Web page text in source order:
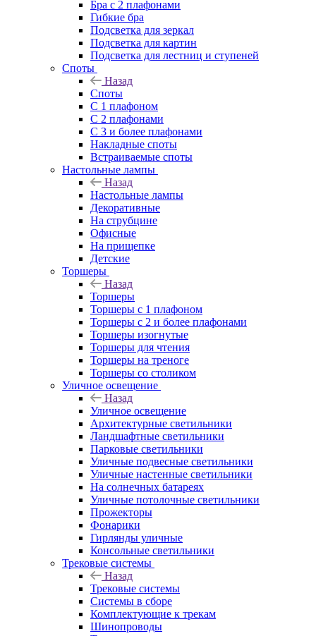
Бра с 2 плафонами
Гибкие бра
Подсветка для зеркал
Подсветка для картин
Подсветка для лестниц и ступеней
Споты
Назад
Споты
С 1 плафоном
С 2 плафонами
С 3 и более плафонами
Накладные споты
Встраиваемые споты
Настольные лампы
Назад
Настольные лампы
Декоративные
На струбцине
Офисные
На прищепке
Детские
Торшеры
Назад
Торшеры
Торшеры с 1 плафоном
Торшеры с 2 и более плафонами
Торшеры изогнутые
Торшеры для чтения
Торшеры на треноге
Торшеры со столиком
Уличное освещение
Назад
Уличное освещение
Архитектурные светильники
Ландшафтные светильники
Парковые светильники
Уличные подвесные светильники
Уличные настенные светильники
На солнечных батареях
Уличные потолочные светильники
Прожекторы
Фонарики
Гирлянды уличные
Консольные светильники
Трековые системы
Назад
Трековые системы
Системы в сборе
Комплектующие к трекам
Шинопроводы